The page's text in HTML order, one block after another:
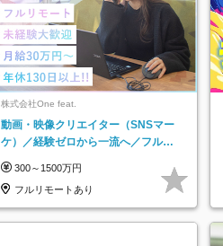
株式会社One feat.
動画・映像クリエイター（SNSマー
ケ）／経験ゼロから一流へ／フルリ
日以上
300～1500万円
フルリモートあり